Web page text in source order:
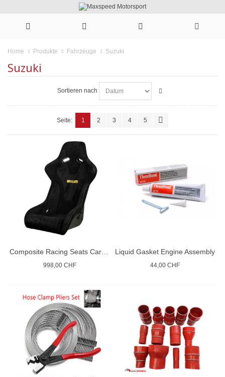
Home Produkte Fahrzeuge Suzuki
Suzuki
Sortieren nach
Seite: 1 2 3 4 5
998,00 CHF
Liquid Gasket Engine Assembly
44,00 CHF